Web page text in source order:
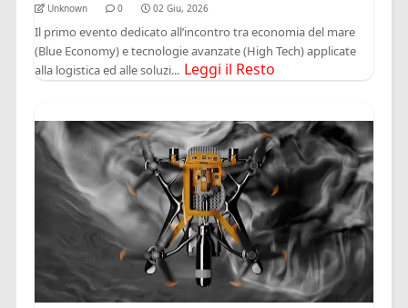
Unknown 0 02 Giu, 2026
Il primo evento dedicato all’incontro tra economia del mare
(Blue Economy) e tecnologie avanzate (High Tech) applicate
alla logistica ed alle soluzi... Leggi il Resto